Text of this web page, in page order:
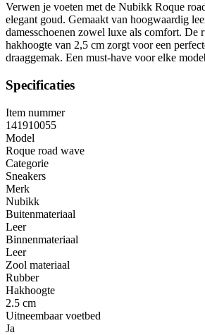
Verwen je voeten met de Nubikk Roque
elegant goud. Gemaakt van hoogwaardig
damesschoenen zowel luxe als comfort. De
hakhoogte van 2,5 cm zorgt voor een
draaggemak. Een must-have voor elke
Specificaties
Item nummer
141910055
Model
Roque road wave
Categorie
Sneakers
Merk
Nubikk
Buitenmateriaal
Leer
Binnenmateriaal
Leer
Zool materiaal
Rubber
Hakhoogte
2.5 cm
Uitneembaar voetbed
Ja